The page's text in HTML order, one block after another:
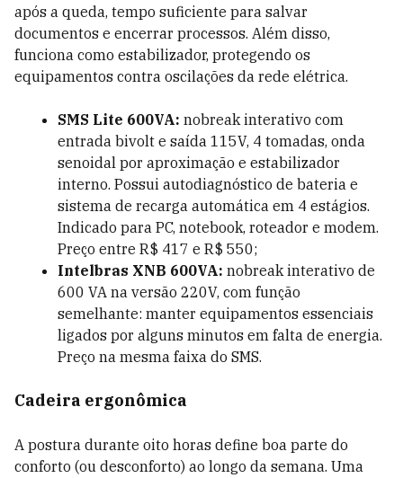
após a queda, tempo suficiente para salvar
documentos e encerrar processos. Além disso,
funciona como estabilizador, protegendo os
equipamentos contra oscilações da rede elétrica.
SMS Lite 600VA: nobreak interativo com
entrada bivolt e saída 115V, 4 tomadas, onda
senoidal por aproximação e estabilizador
interno. Possui autodiagnóstico de bateria e
sistema de recarga automática em 4 estágios.
Indicado para PC, notebook, roteador e modem.
Preço entre R$ 417 e R$ 550;
Intelbras XNB 600VA: nobreak interativo de
600 VA na versão 220V, com função
semelhante: manter equipamentos essenciais
ligados por alguns minutos em falta de energia.
Preço na mesma faixa do SMS.
Cadeira ergonômica
A postura durante oito horas define boa parte do
conforto (ou desconforto) ao longo da semana. Uma